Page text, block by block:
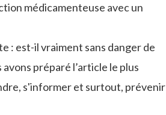
médicamenteuse avec un
: est-il vraiment sans danger de
préparé l’article le plus
s'informer et surtout, prévenir